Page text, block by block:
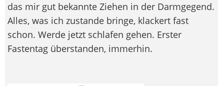
das mir gut bekannte Ziehen in der Darmgegend.
Alles, was ich zustande bringe, klackert fast
schon. Werde jetzt schlafen gehen. Erster
Fastentag überstanden, immerhin.